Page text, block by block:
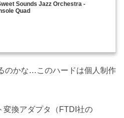
Sounds Jazz Orchestra -
Quad
のかな…このハードは個人制作
変換アダプタ（FTDI社の